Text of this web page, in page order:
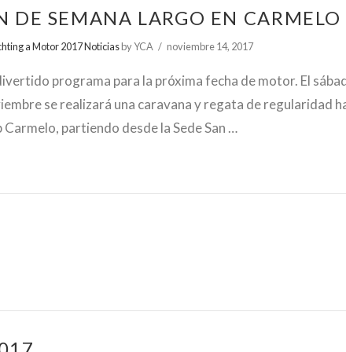
DE SEMANA LARGO EN CARMELO
a Motor 2017 Noticiasby YCA noviembre 14, 2017
programa para la próxima fecha de motor. El
se realizará una caravana y regata de regularidad
Carmelo, partiendo desde la Sede San …